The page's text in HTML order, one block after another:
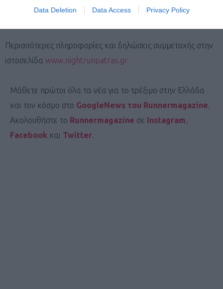
Data Deletion Data Access Privacy Policy
κανονισμών διεξαγωγής του αγώνα, χωρίς προηγούμενη
Περισσότερες πληροφορίες και δηλώσεις συμμετοχής στην
ιστοσελίδα www.nightrunpatras.gr
Μάθετε πρώτοι όλα τα νέα για το τρέξιμο στην Ελλάδα
και τον κόσμο στο GoogleNews του Runnermagazine.
Ακολουθήστε το Runnermagazine σε Instagram,
Facebook και Twitter.